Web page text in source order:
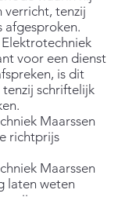
verricht, tenzij
afgesproken.
voor een dienst
is dit
schriftelijk
Maarssen
richtprijs
Maarssen
laten weten